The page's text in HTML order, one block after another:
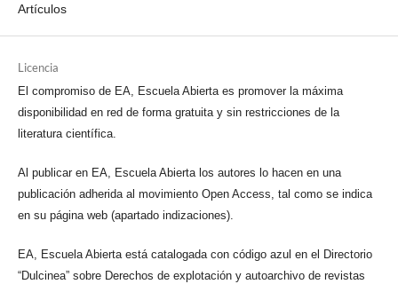
Artículos
Licencia
El compromiso de EA, Escuela Abierta es promover la máxima
disponibilidad en red de forma gratuita y sin restricciones de la
literatura científica.
Al publicar en EA, Escuela Abierta los autores lo hacen en una
publicación adherida al movimiento Open Access, tal como se indica
en su página web (apartado indizaciones).
EA, Escuela Abierta está catalogada con código azul en el Directorio
“Dulcinea” sobre Derechos de explotación y autoarchivo de revistas